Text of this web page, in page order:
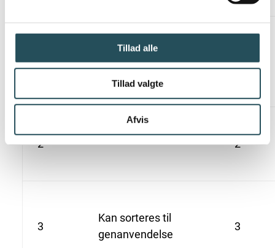
Tillad alle
Tillad valgte
Afvis
1 1
2 2
3
Kan sorteres til
genanvendelse
3